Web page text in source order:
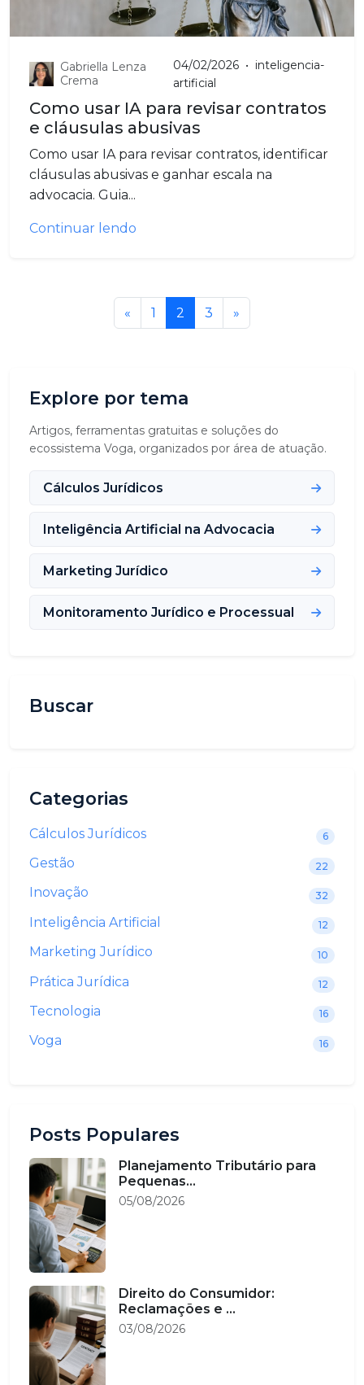
Gabriella Lenza
Crema
04/02/2026 • inteligencia-
artificial
Como usar IA para revisar contratos
e cláusulas abusivas
Como usar IA para revisar contratos, identificar
cláusulas abusivas e ganhar escala na
advocacia. Guia...
Continuar lendo
« 1 2 3 »
Explore por tema
Artigos, ferramentas gratuitas e soluções do
ecossistema Voga, organizados por área de atuação.
Cálculos Jurídicos
Inteligência Artificial na Advocacia
Marketing Jurídico
Monitoramento Jurídico e Processual
Buscar
Categorias
Cálculos Jurídicos 6
Gestão 22
Inovação 32
Inteligência Artificial 12
Marketing Jurídico 10
Prática Jurídica 12
Tecnologia 16
Voga 16
Posts Populares
Planejamento Tributário para
Pequenas...
05/08/2026
Direito do Consumidor:
Reclamações e ...
03/08/2026